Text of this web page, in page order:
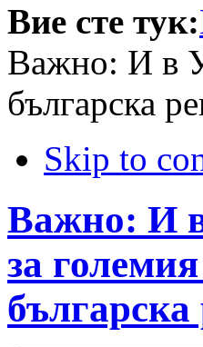
Вие сте тук:
Важно: И в
българска
Skip to
Важно: И
за